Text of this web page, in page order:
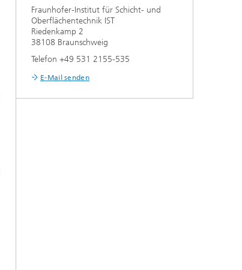
Fraunhofer-Institut für Schicht- und
Oberflächentechnik IST
Riedenkamp 2
38108 Braunschweig
Telefon +49 531 2155-535
E-Mail senden